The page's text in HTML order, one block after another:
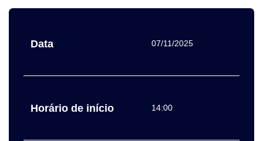
Data 07/11/2025
Horário de início 14:00